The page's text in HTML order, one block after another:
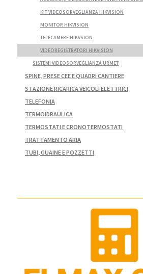
KIT VIDEOSORVEGLIANZA HIKVISION
MONITOR HIKVISION
TELECAMERE HIKVSION
VIDEOREGISTRATORI HIKVISION
SISTEMI VIDEOSORVEGLIANZA URMET
SPINE, PRESE CEE E QUADRI CANTIERE
STAZIONE RICARICA VEICOLI ELETTRICI
TELEFONIA
TERMOIDRAULICA
TERMOSTATI E CRONOTERMOSTATI
TRATTAMENTO ARIA
TUBI, GUAINE E POZZETTI